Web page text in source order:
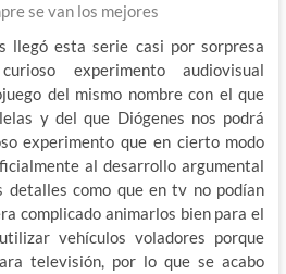
se van los mejores
llegó esta serie casi por sorpresa
experimento audiovisual
del mismo nombre con el que
y del que Diógenes nos podrá
experimento que en cierto modo
al desarrollo argumental
detalles como que en tv no podían
complicado animarlos bien para el
vehículos voladores porque
televisión, por lo que se acabo